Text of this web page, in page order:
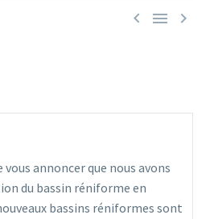
  
annoncer que nous avons
du bassin réniforme en
bassins réniformes sont